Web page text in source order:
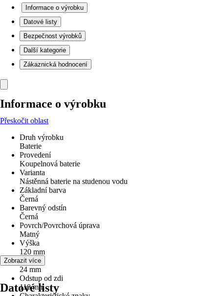
Informace o výrobku
Datové listy
Bezpečnost výrobků
Další kategorie
Zákaznická hodnocení
Informace o výrobku
Přeskočit oblast
Druh výrobku
Baterie
Provedení
Koupelnová baterie
Varianta
Nástěnná baterie na studenou vodu
Základní barva
Černá
Barevný odstín
Černá
Povrch/Povrchová úprava
Matný
Výška
120 mm
Šířka
24 mm
Odstup od zdi
110 mm
Zobrazit více
Datové listy